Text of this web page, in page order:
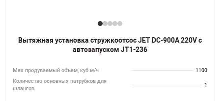
Вытяжная установка стружкоотсос JET DC-900A 220V с
автозапуском JT1-236
Мах продуваемый объем, куб.м/ч
1100
Количество основных патрубков для
шлангов
1